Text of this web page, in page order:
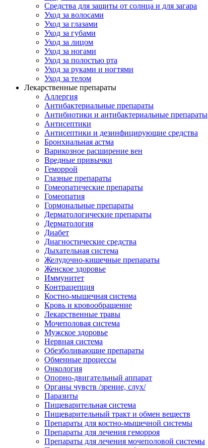
Средства для защиты от солнца и для загара
Уход за волосами
Уход за глазами
Уход за губами
Уход за лицом
Уход за ногами
Уход за полостью рта
Уход за руками и ногтями
Уход за телом
Лекарственные препараты
Аллергия
Антибактериальные препараты
Антибиотики и антибактериальные препараты
Антисептики
Антисептики и дезинфицирующие средства
Бронхиальная астма
Варикозное расширение вен
Вредные привычки
Геморрой
Глазные препараты
Гомеопатические препараты
Гомеопатия
Гормональные препараты
Дерматологические препараты
Дерматология
Диабет
Диагностические средства
Дыхательная система
Желудочно-кишечные препараты
Женское здоровье
Иммунитет
Контрацепция
Костно-мышечная система
Кровь и кровообращение
Лекарственные травы
Мочеполовая система
Мужское здоровье
Нервная система
Обезболивающие препараты
Обменные процессы
Онкология
Опорно-двигательный аппарат
Органы чувств /зрение, слух/
Паразиты
Пищеварительная система
Пищеварительный тракт и обмен веществ
Препараты для костно-мышечной системы
Препараты для лечения геморроя
Препараты для лечения мочеполовой системы